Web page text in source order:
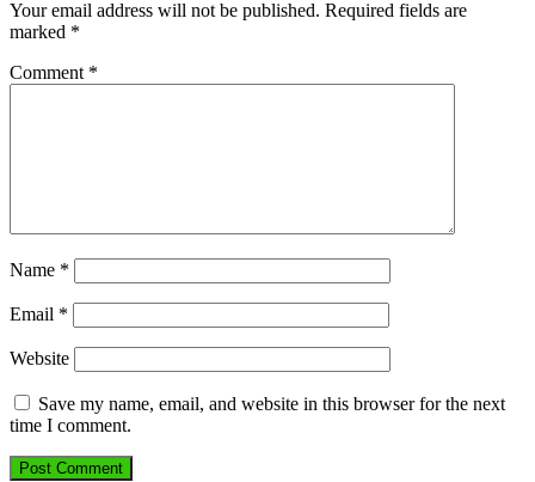
Your email address will not be published. Required fields are
marked *
Comment *
Name *
Email *
Website
Save my name, email, and website in this browser for the next
time I comment.